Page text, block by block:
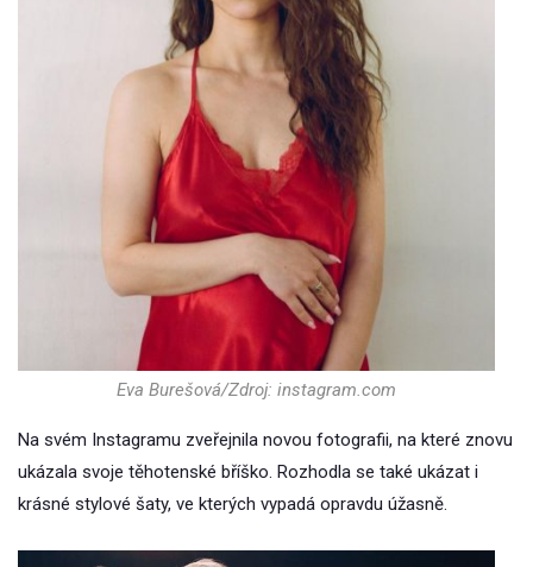
Eva Burešová/Zdroj: instagram.com
Na svém Instagramu zveřejnila novou fotografii, na které znovu
ukázala svoje těhotenské bříško. Rozhodla se také ukázat i
krásné stylové šaty, ve kterých vypadá opravdu úžasně.